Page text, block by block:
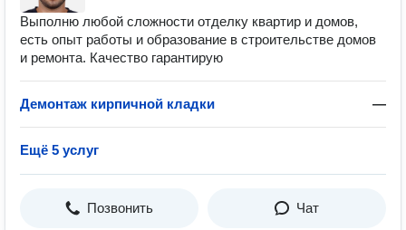
Выполню любой сложности отделку квартир и домов,
есть опыт работы и образование в строительстве домов
и ремонта. Качество гарантирую
Демонтаж кирпичной кладки —
Ещё 5 услуг
Позвонить Чат